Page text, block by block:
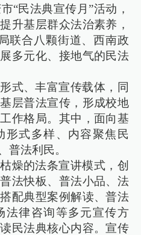
“民法典宣传月”活动，
升基层群众法治素养，
联合八颗街道、西南政
多元化、接地气的民法
式、丰富宣传载体，同
层普法宣传，形成校地
作格局。其中，面向基
形式多样、内容聚焦民
普法利民。
燥的法条宣讲模式，创
法快板、普法小品、法
配典型案例解读、普法
法律咨询等多元宣传方
民法典核心内容。宣传